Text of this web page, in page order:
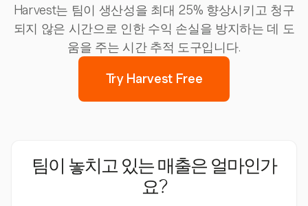
Harvest는 팀이 생산성을 최대 25% 향상시키고 청구
되지 않은 시간으로 인한 수익 손실을 방지하는 데 도
움을 주는 시간 추적 도구입니다.
Try Harvest Free
팀이 놓치고 있는 매출은 얼마인가
요?